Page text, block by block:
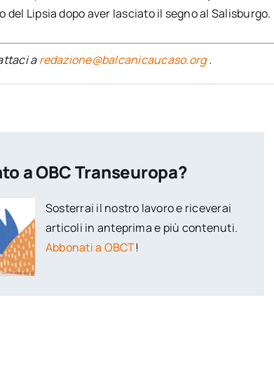
Lipsia dopo aver lasciato il segno al Salisburgo.
aredazione@balcanicaucaso.org.
a OBC Transeuropa?
Sosterrai il nostro lavoro e riceverai
articoli in anteprima e più contenuti.
Abbonati a OBCT!